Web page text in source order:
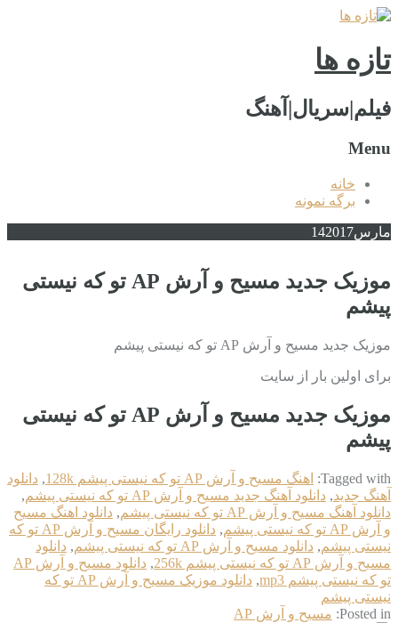
تازه ها
فیلم|سریال|آهنگ
Menu
خانه
برگه نمونه
مارس 142017
موزیک جدید مسیح و آرش AP تو که نیستی
پیشم
موزیک جدید مسیح و آرش AP تو که نیستی پیشم
برای اولین بار از سایت
موزیک جدید مسیح و آرش AP تو که نیستی
پیشم
Tagged with: اهنگ مسیح و آرش AP تو که نیستی پیشم 128k , دانلود
آهنگ جدید, دانلود آهنگ جدید مسیح و آرش AP تو که نیستی پیشم
,
دانلود آهنگ مسیح و آرش AP تو که نیستی پیشم
, دانلود اهنگ مسیح
و آرش AP تو که نیستی پیشم
,
دانلود رایگان مسیح و آرش AP تو که
نیستی پیشم, دانلود مسیح و آرش AP تو که نیستی پیشم , دانلود
مسیح و آرش AP تو که نیستی پیشم 256k
,
دانلود مسیح و آرش AP
تو که نیستی پیشم mp3
,
دانلود موزیک مسیح و آرش AP تو که
نیستی پیشم
Posted in: مسیح و آرش AP